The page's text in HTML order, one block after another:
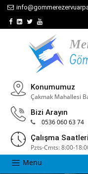
Konumumuz
Çakmak Mahallesi
Bizi Arayın
0536 060 63 74
Çalışma Saatleri
Pzts-Cmts: 8:00-
Menu